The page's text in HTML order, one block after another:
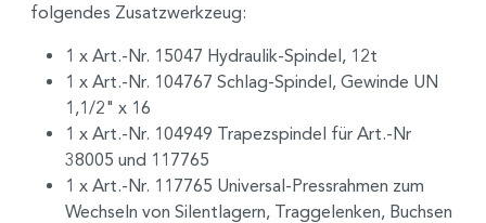
folgendes Zusatzwerkzeug:
1 x Art.-Nr. 15047 Hydraulik-Spindel, 12t
1 x Art.-Nr. 104767 Schlag-Spindel, Gewinde UN
1,1/2" x 16
1 x Art.-Nr. 104949 Trapezspindel für Art.-Nr
38005 und 117765
1 x Art.-Nr. 117765 Universal-Pressrahmen zum
Wechseln von Silentlagern, Traggelenken, Buchsen